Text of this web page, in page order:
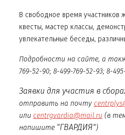
В свободное время участников
квесты, мастер классы,
увлекательные беседы,
Подробности на сайте, а
769-52-90; 8-499-769-52-93; 8-
Заявки для участия в
отправить на почту
или centrgvardia@mail.ru (в
напишите "ГВАРДИЯ")